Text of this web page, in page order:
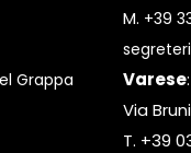
Grappa
M. +39
Varese:
Via
T. +39